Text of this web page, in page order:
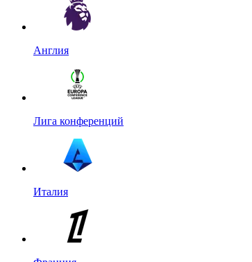
Англия
Лига конференций
Италия